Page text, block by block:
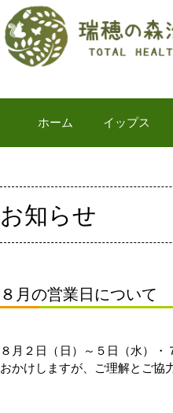
ホーム イップス
お知らせ
８月の営業日について
８月２日（日）～５日（水）
おかけしますが、ご理解とご